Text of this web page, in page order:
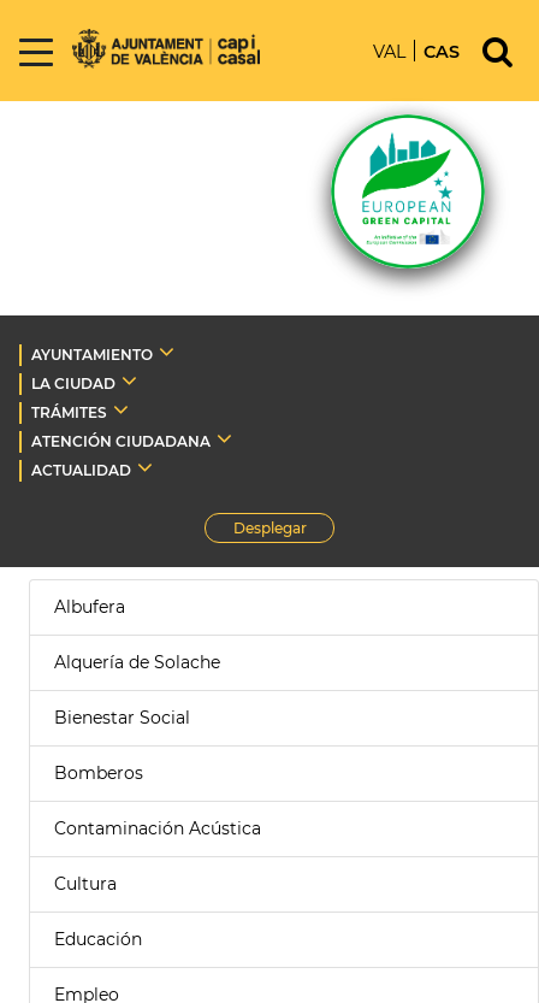
VAL CAS
AYUNTAMIENTO
LA CIUDAD
TRÁMITES
ATENCIÓN CIUDADANA
ACTUALIDAD
Desplegar
Albufera
Alquería de Solache
Bienestar Social
Bomberos
Contaminación Acústica
Cultura
Educación
Empleo